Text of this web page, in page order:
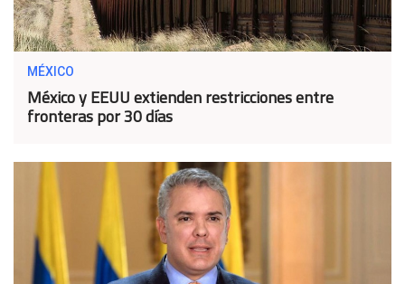
MÉXICO
México y EEUU extienden restricciones entre
fronteras por 30 días